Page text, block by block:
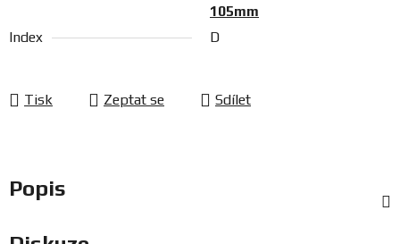
105mm
Index
D
Tisk Zeptat se Sdílet
Popis